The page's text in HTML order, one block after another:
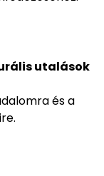
utalások
és a